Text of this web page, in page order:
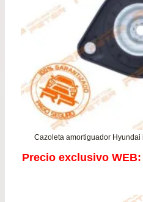
Cazoleta amortiguador Hyundai
Precio exclusivo WEB: